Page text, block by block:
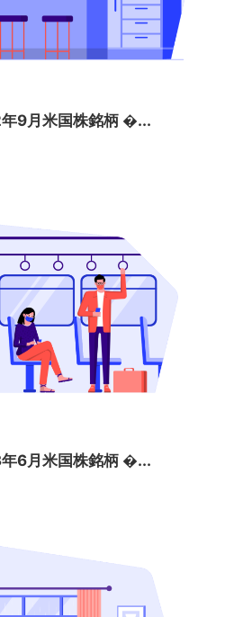
年9月米国株銘柄 �...
年6月米国株銘柄 �...